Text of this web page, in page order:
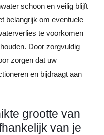
schoon en veilig blijft
belangrijk om eventuele
te voorkomen
Door zorgvuldig
zorgen dat uw
en bijdraagt aan
grootte van
van je